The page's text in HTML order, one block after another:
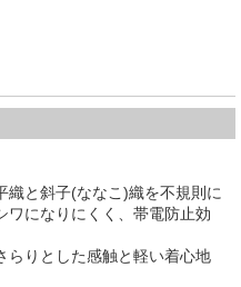
織と斜子(ななこ)織を不規則に
ワになりにくく、帯電防止効
らりとした感触と軽い着心地